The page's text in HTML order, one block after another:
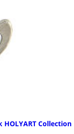
HOLYART Collection